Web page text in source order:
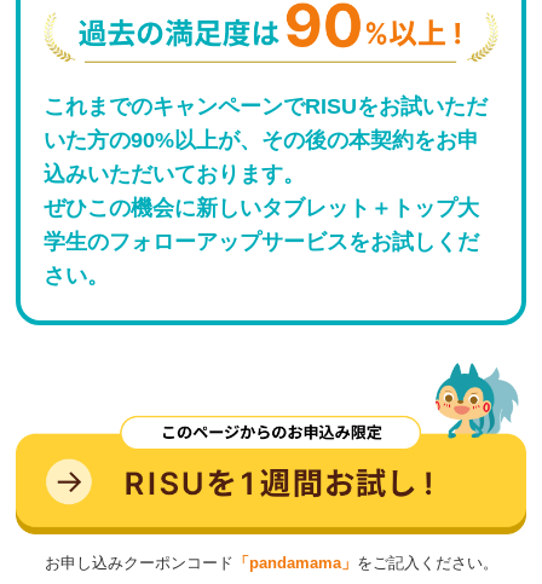
これまでのキャンペーンでRISUをお試いただ
いた方の90%以上が、その後の本契約をお申
込みいただいております。
ぜひこの機会に新しいタブレット＋トップ大
学生のフォローアップサービスをお試しくだ
さい。
お申し込みクーポンコード 「pandamama」 をご記入ください。